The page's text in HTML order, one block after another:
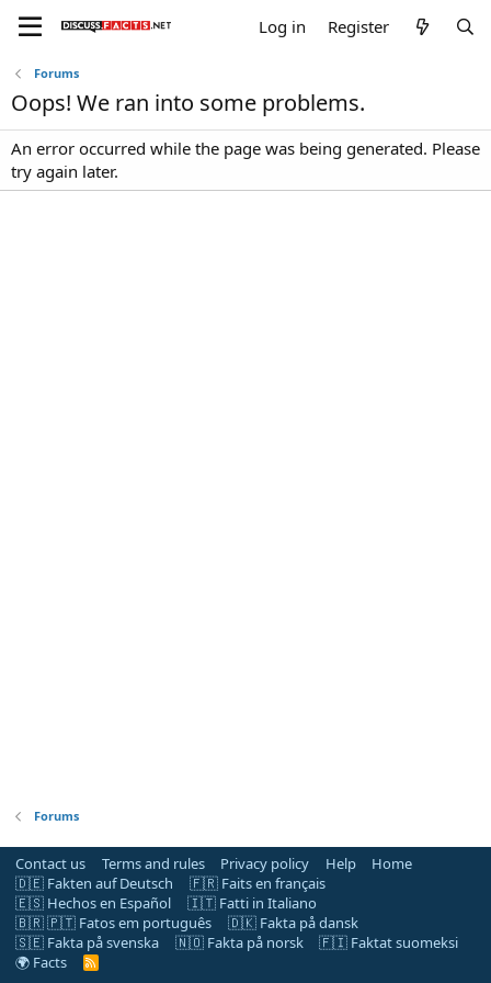
Log in Register
Forums
Oops! We ran into some problems.
An error occurred while the page was being generated. Please
try again later.
Forums
Contact us Terms and rules Privacy policy Help
Home
🇩🇪 Fakten auf Deutsch
🇫🇷 Faits en français
🇪🇸 Hechos en Español
🇮🇹 Fatti in Italiano
🇧🇷 🇵🇹 Fatos em português
🇩🇰 Fakta på dansk
🇸🇪 Fakta på svenska
🇳🇴 Fakta på norsk
🇫🇮 Faktat suomeksi
🌍 Facts
R